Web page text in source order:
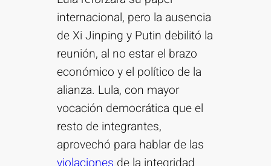
internacional, pero la ausencia
de Xi Jinping y Putin debilitó la
reunión, al no estar el brazo
económico y el político de la
alianza. Lula, con mayor
vocación democrática que el
resto de integrantes,
aprovechó para hablar de las